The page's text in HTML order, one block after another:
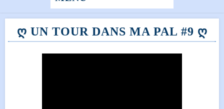
Ღ UN TOUR DANS MA PAL #9 Ღ